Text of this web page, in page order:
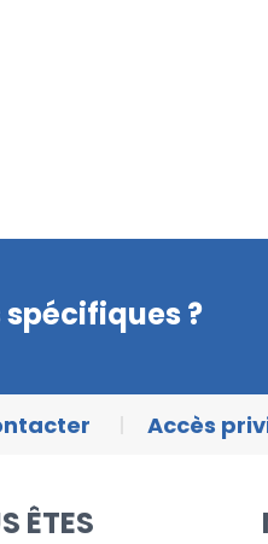
?
Accès
ÊTES